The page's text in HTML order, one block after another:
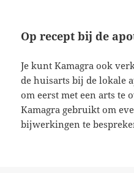
Op recept bij de
Je kunt Kamagra ook
de huisarts bij de lokale
om eerst met een arts te
Kamagra gebruikt om
bijwerkingen te